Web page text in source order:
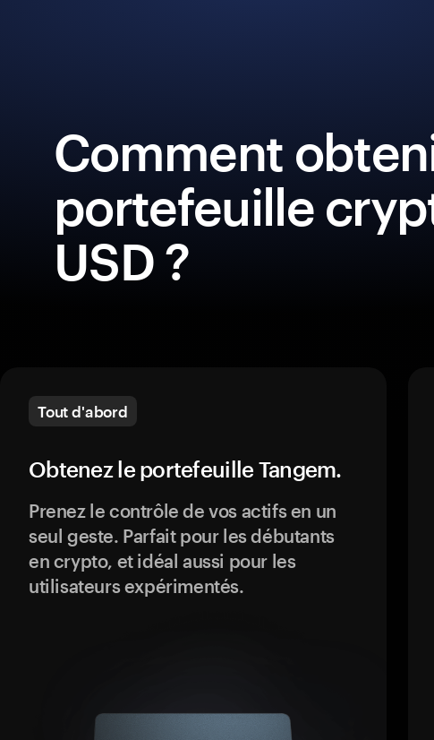
Comment
portefeuille
USD ?
Tout d'abord
Obtenez le portefeuille Tangem.
Prenez le contrôle de vos actifs en un
seul geste. Parfait pour les débutants
en crypto, et idéal aussi pour les
utilisateurs expérimentés.